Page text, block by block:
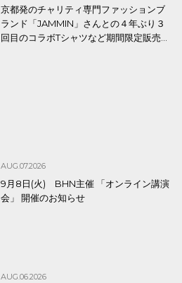
京都発のチャリティ専門ファッションブ
ランド「JAMMIN」さんとの４年ぶり３
回目のコラボTシャツなど期間限定販売、
AUG.07.2026
9月8日(火) BHN主催 「オンライン講演
会」 開催のお知らせ
AUG.06.2026